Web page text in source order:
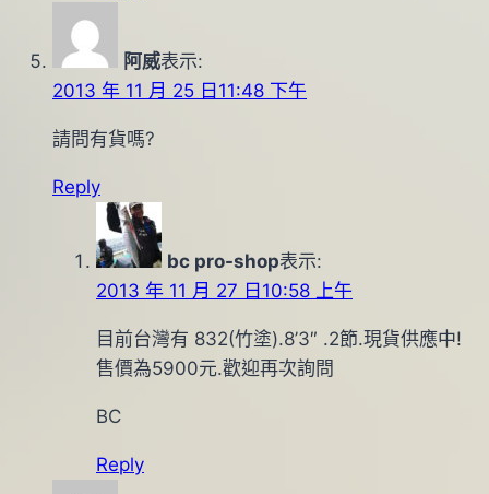
阿威表示:
2013 年 11 月 25 日11:48 下午
請問有貨嗎?
Reply
bc pro-shop表示:
2013 年 11 月 27 日10:58 上午
目前台灣有 832(竹塗).8’3″ .2節.現貨供應中!
售價為5900元.歡迎再次詢問
BC
Reply